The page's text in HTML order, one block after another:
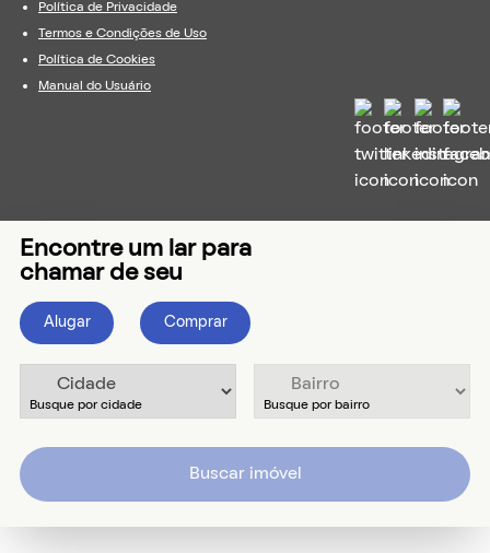
Política de Privacidade
Termos e Condições de Uso
Política de Cookies
Manual do Usuário
Encontre um lar para
chamar de seu
Alugar Comprar
Buscar imóvel